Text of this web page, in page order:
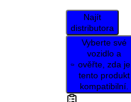
Najít
distributora
Vyberte své
vozidlo a
ověřte, zda je
tento produkt
kompatibilní.